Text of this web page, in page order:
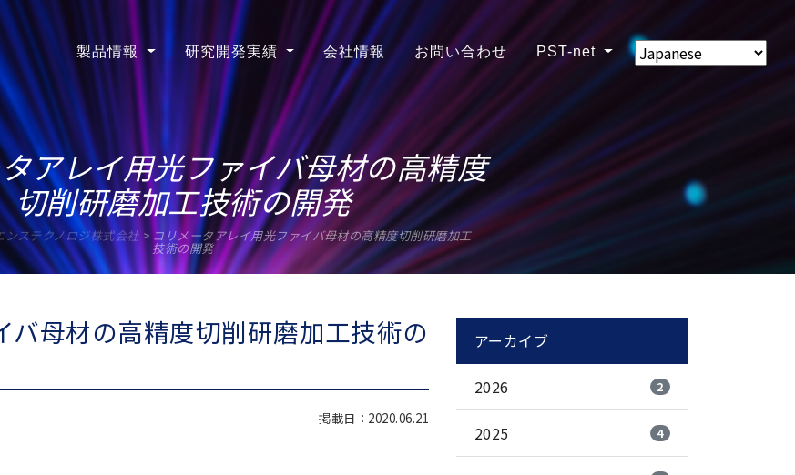
製品情報 研究開発実績 会社情報 お問い合わせ PST-net
アレイ用光ファイバ母材の高精度
切削研磨加工技術の開発
ステクノロジ株式会社> コリメータアレイ用光ファイバ母材の高精度切削研磨加工
技術の開発
バ母材の高精度切削研磨加工技術の
掲載日：2020.06.21
アーカイブ
2026 2
2025 4